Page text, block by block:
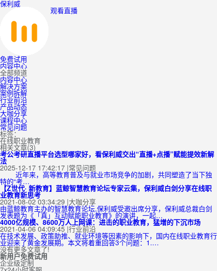
保利威
观看直播
免费试用
内容中心
全部频道
内容中心
解决方案
案例拆解
行业前沿
产品动态
大咖分享
课程中心
常见问题
标签：
在线职业教育
相关文章(3)
考公考研直播平台选型哪家好，看保利威交出“直播+点播”赋能提效新解
法
2025-12-17 17:42:17 |常见问题
近年来，高等教育普及与就业市场竞争的加剧，共同塑造了当下独
特的“考…
【Z世代· 新教育】蓝鲸智慧教育论坛专家云集，保利威白剑分享在线职
业教育新思考
2021-08-02 03:34:29 |大咖分享
由蓝鲸教育主办的智慧教育论坛,保利威受邀出席分享，保利威总裁白剑
发表题为《「真」互动赋能职业教育》的演讲，一起…
4000亿规模、8600万人上网课：进击的职业教育，猛增的下沉市场
2021-04-06 04:09:45 |行业前沿
在技术发展、政策助推、就业环境等因素的影响下，国内在线职业教育行
业迎来了黄金发展期。本文将着重回答3个问题：1.…
没有更多文章了!
新用户免费试用
企业级定制